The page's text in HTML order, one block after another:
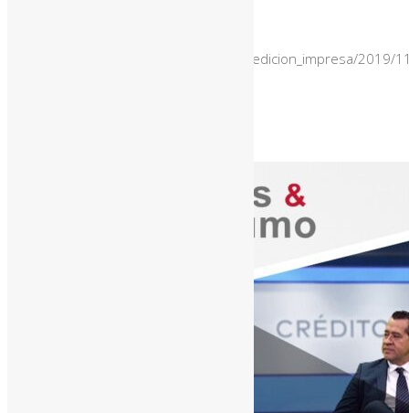
https://www.lanacion.com.py/negocios_edicion_impresa/2019/